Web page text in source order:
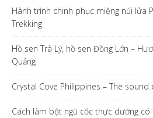
Hành trình chinh phục miệng núi lửa
Trekking
Hồ sen Trà Lý, hồ sen Đồng Lớn –
Quảng
Crystal Cove Philippines – The sound
Cách làm bột ngũ cốc thực dưỡng có